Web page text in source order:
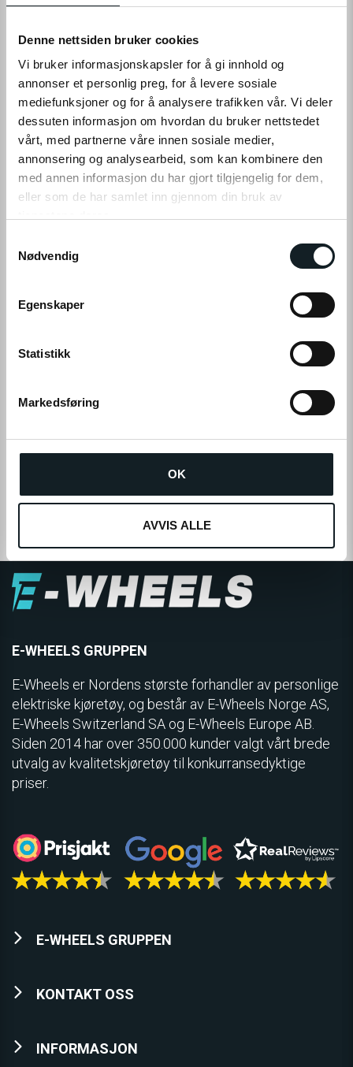
Denne nettsiden bruker cookies
Vi bruker informasjonskapsler for å gi innhold og
annonser et personlig preg, for å levere sosiale
mediefunksjoner og for å analysere trafikken vår. Vi deler
dessuten informasjon om hvordan du bruker nettstedet
vårt, med partnerne våre innen sosiale medier,
annonsering og analysearbeid, som kan kombinere den
med annen informasjon du har gjort tilgjengelig for dem,
eller som de har samlet inn gjennom din bruk av
Klikk på «OK» for å gi oss ditt samtykke til å bruke
informasjonskapsler (cookies) for alle disse formålene.
Nødvendig
Egenskaper
Statistikk
Markedsføring
OK
AVVIS ALLE
For å sikre at området dekker dine behov.
For å levere produkter og tjenester, som
nyhetsbrev, spesialtilbud og annen informasjon
som du ber om eller kjøper.
For å hjelpe oss med å lage og publisere
innhold som er relevant for deg.
For å varsle deg om nye varer, spesialtilbud,
oppdatert informasjon og andre nye tjenester
fra oss, hvis du ber om det.
Kontroll av personlige opplysninger ▼
Tilgang til de personlige
▼
▼
Cookies ▼
E-WHEELS GRUPPEN
E-Wheels er Nordens største forhandler av personlige
elektriske kjøretøy, og består av E-Wheels Norge AS,
E­-Wheels Switzerland SA og E-Wheels Europe AB.
Siden 2014 har over 350.000 kunder valgt vårt brede
utvalg av kvalitetskjøretøy til konkurransedyktige
priser.
E-WHEELS GRUPPEN
KONTAKT OSS
INFORMASJON